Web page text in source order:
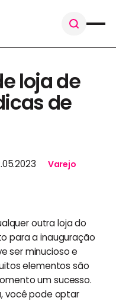
loja de
de
Varejo
outra loja do
para a inauguração
ser minucioso e
elementos são
um sucesso.
você pode optar